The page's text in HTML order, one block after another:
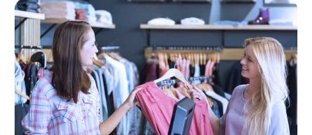
para
tiendas
de
bicicletas